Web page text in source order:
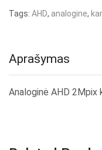
Tags: AHD, analogine,
Aprašymas
Analoginė AHD 2Mpix